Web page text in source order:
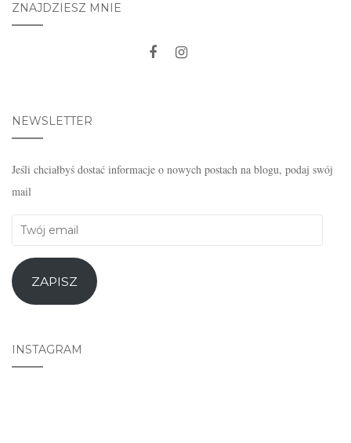
ZNAJDZIESZ MNIE
NEWSLETTER
Jeśli chciałbyś dostać informacje o nowych postach na blogu, podaj swój
mail
Twój
ZAPISZ
INSTAGRAM